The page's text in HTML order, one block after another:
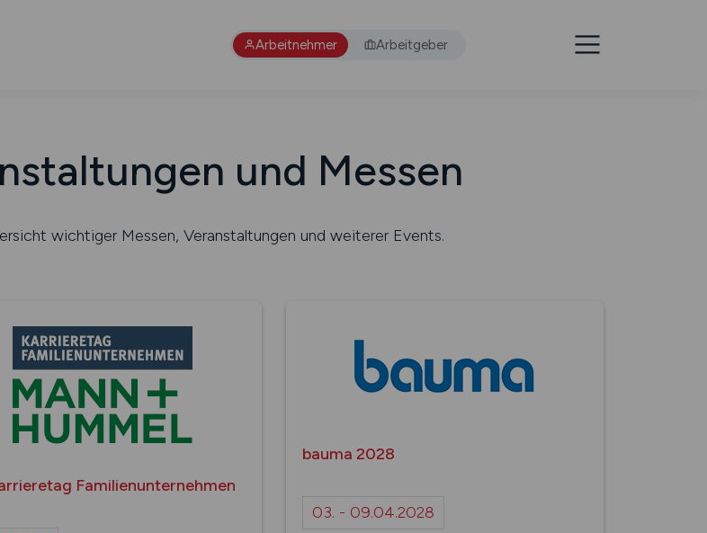
Arbeitnehmer Arbeitgeber
und Messen
wichtiger Messen, Veranstaltungen und weiterer Events.
Familienunternehmen
bauma 2028
03. - 09.04.2028